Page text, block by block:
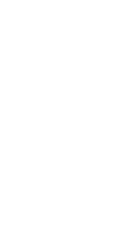
，教育节目。节目以中小